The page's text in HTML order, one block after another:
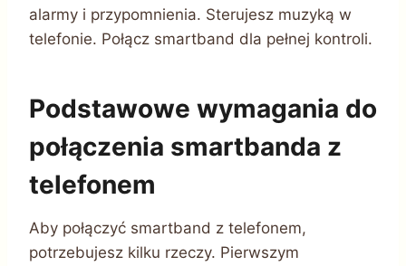
alarmy i przypomnienia. Sterujesz muzyką w
telefonie. Połącz smartband dla pełnej kontroli.
Podstawowe wymagania do
połączenia smartbanda z
telefonem
Aby połączyć smartband z telefonem,
potrzebujesz kilku rzeczy. Pierwszym